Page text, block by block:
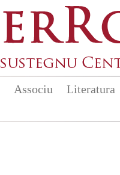
Associu Literatura